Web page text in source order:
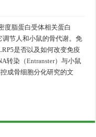
度脂蛋白受体相关蛋白
节人和小鼠的骨代谢。免
是否以及如何改变免疫
转染（Entranster）与小鼠
成骨细胞分化研究的文